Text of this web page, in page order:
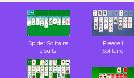
Spider Solitaire
2 suits
Freecell
Solitaire